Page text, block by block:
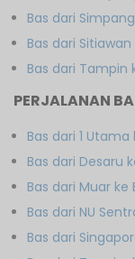
Bas dari
Bas dari Sitiawan
Bas dari Tampin
PERJALANAN
Bas dari 1
Bas dari Desaru
Bas dari Muar
Bas dari NU
Bas dari